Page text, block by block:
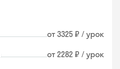
от 3325 ₽ / урок
от 2282 ₽ / урок